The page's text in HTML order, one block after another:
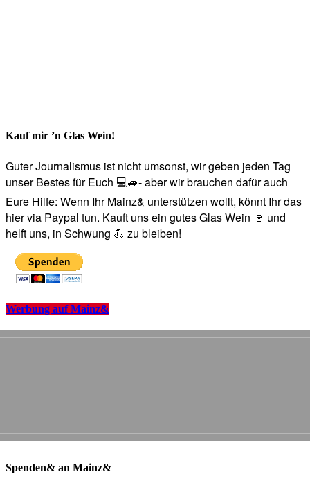
Kauf mir ’n Glas Wein!
Guter Journalismus ist nicht umsonst, wir geben jeden Tag
unser Bestes für Euch 💻🚙- aber wir brauchen dafür auch
Eure Hilfe: Wenn Ihr Mainz& unterstützen wollt, könnt Ihr das
hier via Paypal tun. Kauft uns ein gutes Glas Wein 🍷 und
helft uns, in Schwung 💪 zu bleiben!
Werbung auf Mainz&
Spenden& an Mainz&